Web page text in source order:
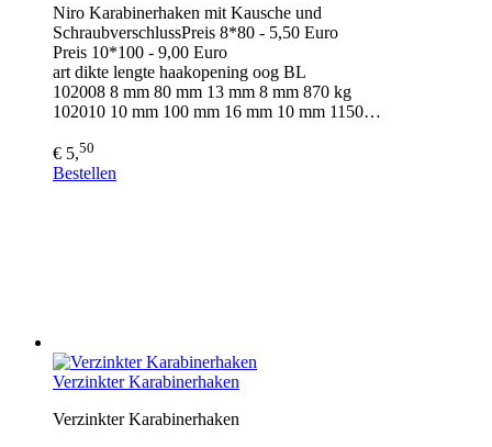
Niro Karabinerhaken mit Kausche und
SchraubverschlussPreis 8*80 - 5,50 Euro
Preis 10*100 - 9,00 Euro
art dikte lengte haakopening oog BL
102008 8 mm 80 mm 13 mm 8 mm 870 kg
102010 10 mm 100 mm 16 mm 10 mm 1150…
€ 5,50
Bestellen
Verzinkter Karabinerhaken
Verzinkter Karabinerhaken